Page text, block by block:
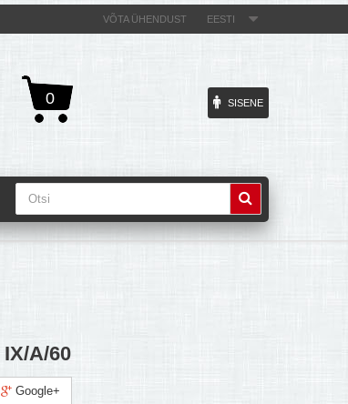
EESTI
VÕTA ÜHENDUST
0 SISENE
A/60
Google+